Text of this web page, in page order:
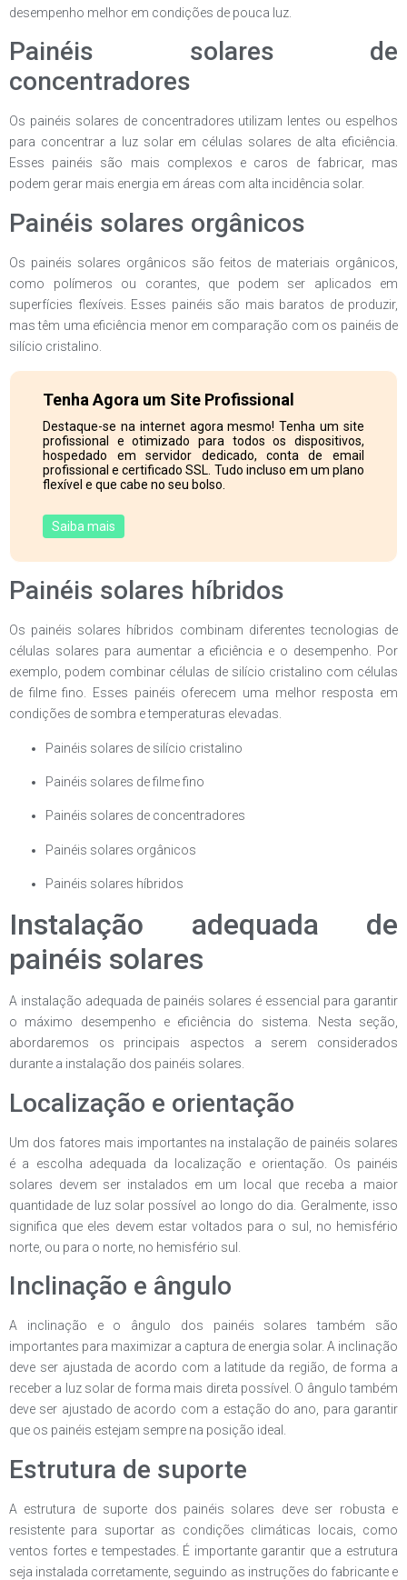
desempenho melhor em condições de pouca luz.
Painéis solares de
concentradores
Os painéis solares de concentradores utilizam lentes ou espelhos
para concentrar a luz solar em células solares de alta eficiência.
Esses painéis são mais complexos e caros de fabricar, mas
podem gerar mais energia em áreas com alta incidência solar.
Painéis solares orgânicos
Os painéis solares orgânicos são feitos de materiais orgânicos,
como polímeros ou corantes, que podem ser aplicados em
superfícies flexíveis. Esses painéis são mais baratos de produzir,
mas têm uma eficiência menor em comparação com os painéis de
silício cristalino.
Tenha Agora um Site Profissional
Destaque-se na internet agora mesmo! Tenha um site
profissional e otimizado para todos os dispositivos,
hospedado em servidor dedicado, conta de email
profissional e certificado SSL. Tudo incluso em um plano
flexível e que cabe no seu bolso.
Saiba mais
Painéis solares híbridos
Os painéis solares híbridos combinam diferentes tecnologias de
células solares para aumentar a eficiência e o desempenho. Por
exemplo, podem combinar células de silício cristalino com células
de filme fino. Esses painéis oferecem uma melhor resposta em
condições de sombra e temperaturas elevadas.
Painéis solares de silício cristalino
Painéis solares de filme fino
Painéis solares de concentradores
Painéis solares orgânicos
Painéis solares híbridos
Instalação adequada de
painéis solares
A instalação adequada de painéis solares é essencial para garantir
o máximo desempenho e eficiência do sistema. Nesta seção,
abordaremos os principais aspectos a serem considerados
durante a instalação dos painéis solares.
Localização e orientação
Um dos fatores mais importantes na instalação de painéis solares
é a escolha adequada da localização e orientação. Os painéis
solares devem ser instalados em um local que receba a maior
quantidade de luz solar possível ao longo do dia. Geralmente, isso
significa que eles devem estar voltados para o sul, no hemisfério
norte, ou para o norte, no hemisfério sul.
Inclinação e ângulo
A inclinação e o ângulo dos painéis solares também são
importantes para maximizar a captura de energia solar. A inclinação
deve ser ajustada de acordo com a latitude da região, de forma a
receber a luz solar de forma mais direta possível. O ângulo também
deve ser ajustado de acordo com a estação do ano, para garantir
que os painéis estejam sempre na posição ideal.
Estrutura de suporte
A estrutura de suporte dos painéis solares deve ser robusta e
resistente para suportar as condições climáticas locais, como
ventos fortes e tempestades. É importante garantir que a estrutura
seja instalada corretamente, seguindo as instruções do fabricante e